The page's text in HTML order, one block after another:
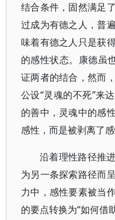
结合条件，固然满足
过成为有德之人，普
味着有德之人只是获
的感性状态。康德虽
证两者的结合，然而
公设“灵魂的不死”来
的善中，灵魂中的感
感性，而是被剥离了感
沿着理性路径推
为另一条探索路径而
力中，感性要素被当
的要点转换为“如何借